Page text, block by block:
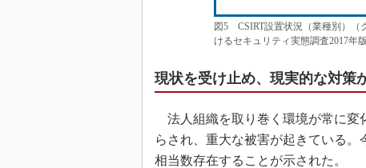
図5 CSIRT設置状況（業種別）（
けるセキュリティ実態調査2017年版
現状を受け止め、現実的な対策
法人組織を取り巻く環境が常に変
らされ、重大な被害が起きている
相当数存在することが示された。